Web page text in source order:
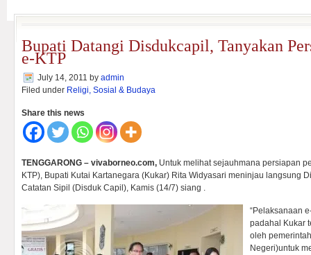
Bupati Datangi Disdukcapil, Tanyakan
e-KTP
July 14, 2011 by admin
Filed under Religi, Sosial & Budaya
Share this news
TENGGARONG – vivaborneo.com, Untuk melihat sejauhmana persiapan
KTP), Bupati Kutai Kartanegara (Kukar) Rita Widyasari meninjau langsung
Catatan Sipil (Disduk Capil), Kamis (14/7) siang .
“Pelaksanaan
padahal Kukar
oleh
Negeri)untuk